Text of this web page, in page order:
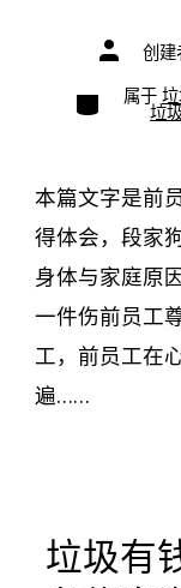
文
章
者
创建
类
别
属于
垃
本篇文字是前
得体会，段家
身体与家庭原
一件伤前员工
工，前员工在
遍……
垃圾有